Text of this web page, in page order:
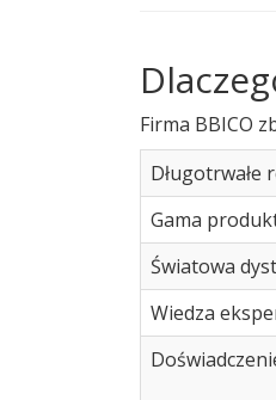
Firma BBICO
Długotrwałe
Gama
Światowa
Wiedza